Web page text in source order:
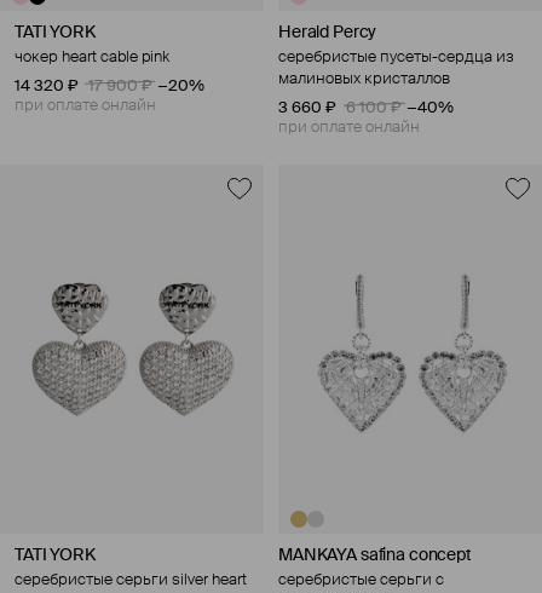
TATI YORK
чокер heart cable pink
14 320 ₽
17 900 ₽ −20%
при оплате онлайн
Herald Percy
серебристые пусеты-сердца из
малиновых кристаллов
3 660 ₽
6 100 ₽ −40%
при оплате онлайн
TATI YORK
серебристые серьги silver heart
MANKAYA safina concept
серебристые серьги с